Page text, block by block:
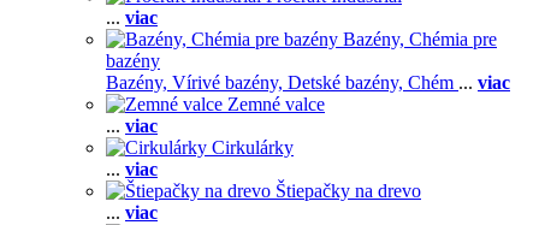
... viac
Bazény, Chémia pre
bazény
Bazény, Vírivé bazény, Detské bazény, Chém ... viac
Zemné valce
... viac
Cirkulárky
... viac
Štiepačky na drevo
... viac